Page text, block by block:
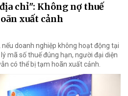
chỉ": Không nợ thuế
xuất cảnh
doanh nghiệp không hoạt động tại
mã số thuế đúng hạn, người đại diện
có thể bị tạm hoãn xuất cảnh.